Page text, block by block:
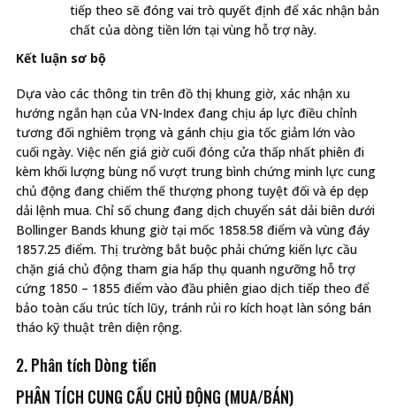
tiếp theo sẽ đóng vai trò quyết định để xác nhận bản
chất của dòng tiền lớn tại vùng hỗ trợ này.
Kết luận sơ bộ
Dựa vào các thông tin trên đồ thị khung giờ, xác nhận xu
hướng ngắn hạn của VN-Index đang chịu áp lực điều chỉnh
tương đối nghiêm trọng và gánh chịu gia tốc giảm lớn vào
cuối ngày. Việc nến giá giờ cuối đóng cửa thấp nhất phiên đi
kèm khối lượng bùng nổ vượt trung bình chứng minh lực cung
chủ động đang chiếm thế thượng phong tuyệt đối và ép dẹp
dải lệnh mua. Chỉ số chung đang dịch chuyển sát dải biên dưới
Bollinger Bands khung giờ tại mốc 1858.58 điểm và vùng đáy
1857.25 điểm. Thị trường bắt buộc phải chứng kiến lực cầu
chặn giá chủ động tham gia hấp thụ quanh ngưỡng hỗ trợ
cứng 1850 – 1855 điểm vào đầu phiên giao dịch tiếp theo để
bảo toàn cấu trúc tích lũy, tránh rủi ro kích hoạt làn sóng bán
tháo kỹ thuật trên diện rộng.
2. Phân tích Dòng tiền
PHÂN TÍCH CUNG CẦU CHỦ ĐỘNG (MUA/BÁN)